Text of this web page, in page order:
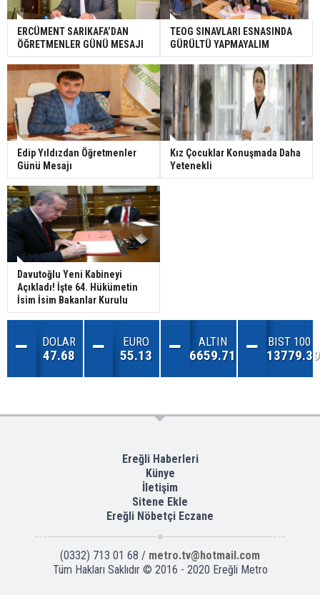
ERCÜMENT SARIKAFA’DAN
ÖĞRETMENLER GÜNÜ MESAJI
TEOG SINAVLARI ESNASINDA
GÜRÜLTÜ YAPMAYALIM
Edip Yıldızdan Öğretmenler
Günü Mesajı
Kız Çocuklar Konuşmada Daha
Yetenekli
Davutoğlu Yeni Kabineyi
Açıkladı! İşte 64. Hükümetin
İsim İsim Bakanlar Kurulu
DOLAR
47.68
EURO
55.13
ALTIN
6659.71
BIST 100
13779.39
Ereğli Haberleri
Künye
İletişim
Sitene Ekle
Ereğli Nöbetçi Eczane
(0332) 713 01 68 / metro.tv@hotmail.com
Tüm Hakları Saklıdır © 2016 - 2020 Ereğli Metro